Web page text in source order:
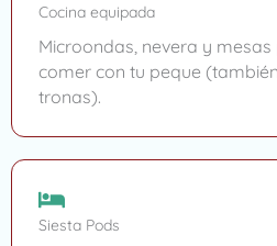
Cocina equipada
Microondas, nevera y
comer con tu peque
tronas).
Siesta Pods